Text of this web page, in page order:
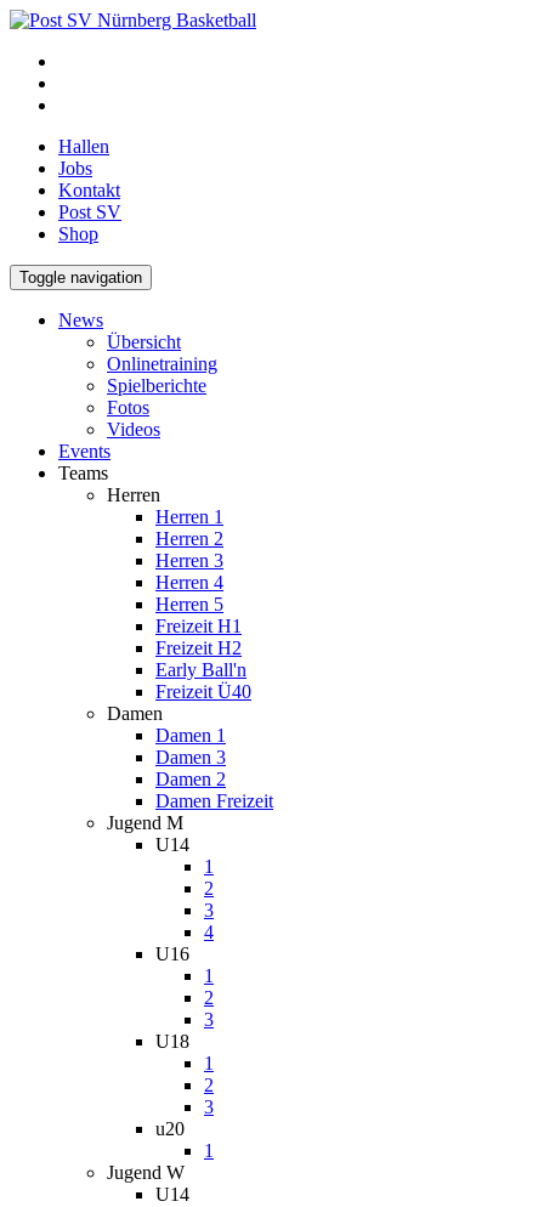
Hallen
Jobs
Kontakt
Post SV
Shop
Toggle navigation
News
Übersicht
Onlinetraining
Spielberichte
Fotos
Videos
Events
Teams
Herren
Herren 1
Herren 2
Herren 3
Herren 4
Herren 5
Freizeit H1
Freizeit H2
Early Ball'n
Freizeit Ü40
Damen
Damen 1
Damen 3
Damen 2
Damen Freizeit
Jugend M
U14
1
2
3
4
U16
1
2
3
U18
1
2
3
u20
1
Jugend W
U14